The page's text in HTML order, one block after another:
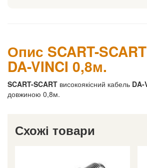
Опис SCART-
DA-VINCI 0,8м.
SCART-SCART високоякісний кабель DA-
довжиною 0,8м.
Схожі товари